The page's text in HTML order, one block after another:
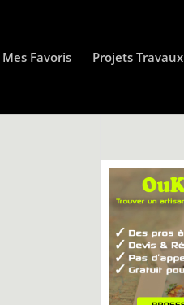
Mes Favoris Projets Travaux